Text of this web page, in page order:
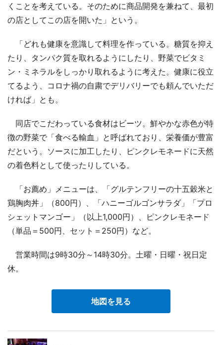
くことを考えている。そのために商品開発を兼ねて、最初
の店としてこの店を開いた」という。
「どれも健康を意識して料理を作っている。糖質を抑え
たり、タンパク質を取れるようにしたり、野菜でビタミ
ン・ミネラルをしっかり取れるように考えた。健康に役立
てるよう、コロナ禍の自粛でデリバリーでも頼んでいただ
ければ」とも。
同店でこだわっている食材はビーツ。鮮やかな赤色が特
徴の野菜で「食べる輸血」と呼ばれており、栄養価が豊富
だという。ソースに加工したり、ピンクレモネードに天然
の着色料として使ったりしている。
「お薦め」メニューは、「グルテンフリーの十五穀米と
鶏胸肉丼」（800円）、「ハニーゴルゴンサラダ」「プロ
シェットマンゴー」（以上1,000円）、ピンクレモネード
（単品＝500円、セット＝250円）など。
営業時間は9時30分～14時30分。土曜・日曜・祝日定
休。
地図を見る